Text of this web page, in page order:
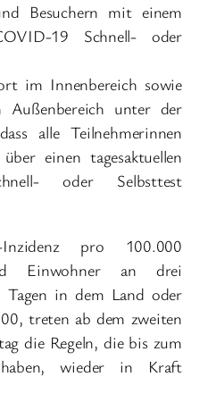
Besuchern mit einem
19 Schnell- oder
im Innenbereich sowie
Außenbereich unter der
alle Teilnehmerinnen
einen tagesaktuellen
oder Selbsttest
pro 100.000
Einwohner an drei
Tagen in dem Land oder
treten ab dem zweiten
die Regeln, die bis zum
wieder in Kraft